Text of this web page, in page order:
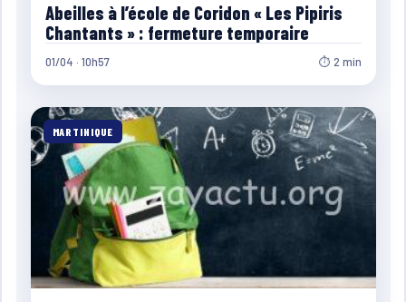
Abeilles à l’école de Coridon « Les Pipiris
Chantants » : fermeture temporaire
01/04 · 10h57 ⏱ 2 min
MARTINIQUE